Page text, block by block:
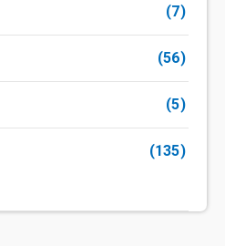
(7)
(56)
(5)
(135)